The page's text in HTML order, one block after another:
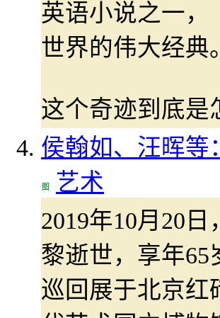
英语小说之一，
世界的伟大经典。
这个奇迹到底是
侯翰如、汪晖等
艺术
2019年10月20
黎逝世，享年
巡回展于北京红